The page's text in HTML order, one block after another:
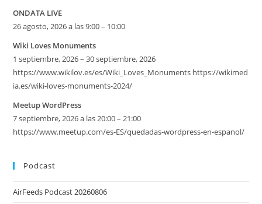
ONDATA LIVE
26 agosto, 2026 a las 9:00 – 10:00
Wiki Loves Monuments
1 septiembre, 2026 – 30 septiembre, 2026
https://www.wikilov.es/es/Wiki_Loves_Monuments https://wikimed
ia.es/wiki-loves-monuments-2024/
Meetup WordPress
7 septiembre, 2026 a las 20:00 – 21:00
https://www.meetup.com/es-ES/quedadas-wordpress-en-espanol/
Podcast
AirFeeds Podcast 20260806